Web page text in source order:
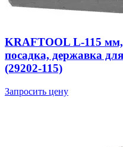
KRAFTOOL L-115 мм,
посадка, державка
(29202-115)
Запросить цену